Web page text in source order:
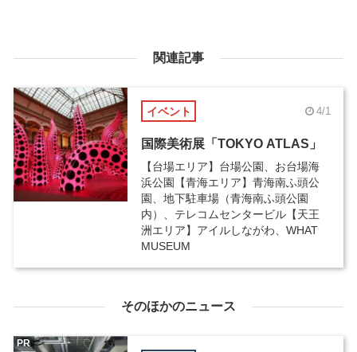
関連記事
イベント 4/1
国際美術展「TOKYO ATLAS」
【台場エリア】台場公園、お台場海
浜公園【青海エリア】青海南ふ頭公
園、地下駐車場（青海南ふ頭公園
内）、テレコムセンタービル【天王
洲エリア】アイルしながわ、WHAT
MUSEUM
そのほかのニュース
PR